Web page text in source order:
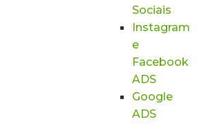
Sociais
Instagram
e
Facebook
ADS
Google
ADS